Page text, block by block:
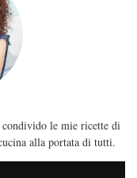
condivido le mie ricette di
alla portata di tutti.